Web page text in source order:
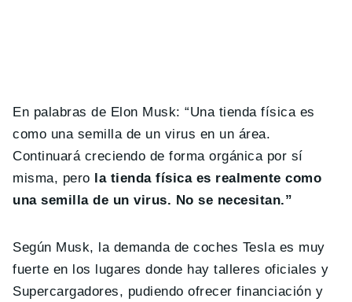
En palabras de Elon Musk: “Una tienda física es
como una semilla de un virus en un área.
Continuará creciendo de forma orgánica por sí
misma, pero la tienda física es realmente como
una semilla de un virus. No se necesitan.”
Según Musk, la demanda de coches Tesla es muy
fuerte en los lugares donde hay talleres oficiales y
Supercargadores, pudiendo ofrecer financiación y